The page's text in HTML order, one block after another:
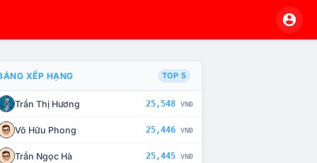
CHẾ TÀI XỬ LÝ VI PHẠM
XẾP HẠNG TOP 5
Trần Thị Hương 25,548 VNĐ
Võ Hữu Phong 25,446 VNĐ
Trần Ngọc Hà 25,445 VNĐ